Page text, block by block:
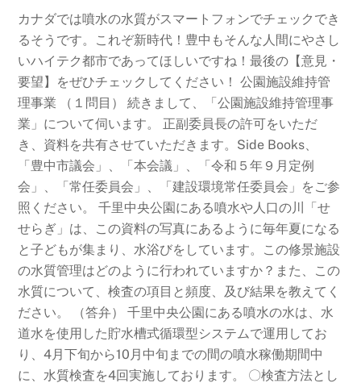
カナダでは噴水の水質がスマートフォンでチェックでき
るそうです。これぞ新時代！豊中もそんな人間にやさし
いハイテク都市であってほしいですね！最後の【意見・
要望】をぜひチェックしてください！ 公園施設維持管
理事業 （１問目） 続きまして、「公園施設維持管理事
業」について伺います。 正副委員長の許可をいただ
き、資料を共有させていただきます。Side Books、
「豊中市議会」、「本会議」、「令和５年９月定例
会」、「常任委員会」、「建設環境常任委員会」をご参
照ください。 千里中央公園にある噴水や人口の川「せ
せらぎ」は、この資料の写真にあるように毎年夏になる
と子どもが集まり、水浴びをしています。この修景施設
の水質管理はどのように行われていますか？また、この
水質について、検査の項目と頻度、及び結果を教えてく
ださい。 （答弁） 千里中央公園にある噴水の水は、水
道水を使用した貯水槽式循環型システムで運用してお
り、4月下旬から10月中旬までの間の噴水稼働期間中
に、水質検査を4回実施しております。 〇検査方法とし